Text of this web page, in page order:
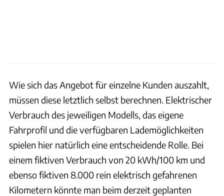
Wie sich das Angebot für einzelne Kunden auszahlt,
müssen diese letztlich selbst berechnen. Elektrischer
Verbrauch des jeweiligen Modells, das eigene
Fahrprofil und die verfügbaren Lademöglichkeiten
spielen hier natürlich eine entscheidende Rolle. Bei
einem fiktiven Verbrauch von 20 kWh/100 km und
ebenso fiktiven 8.000 rein elektrisch gefahrenen
Kilometern könnte man beim derzeit geplanten